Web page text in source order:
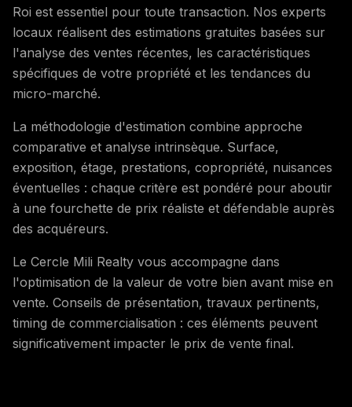
Roi est essentiel pour toute transaction. Nos experts
locaux réalisent des estimations gratuites basées sur
l'analyse des ventes récentes, les caractéristiques
spécifiques de votre propriété et les tendances du
micro-marché.
La méthodologie d'estimation combine approche
comparative et analyse intrinsèque. Surface,
exposition, étage, prestations, copropriété, nuisances
éventuelles : chaque critère est pondéré pour aboutir
à une fourchette de prix réaliste et défendable auprès
des acquéreurs.
Le Cercle Mili Realty vous accompagne dans
l'optimisation de la valeur de votre bien avant mise en
vente. Conseils de présentation, travaux pertinents,
timing de commercialisation : ces éléments peuvent
significativement impacter le prix de vente final.